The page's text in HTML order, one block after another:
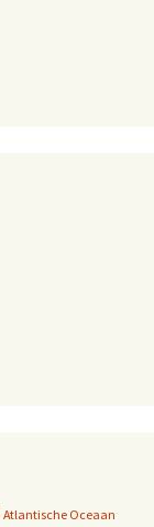
Atlantische Oceaan